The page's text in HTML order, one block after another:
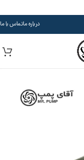
درباره ماتماس با ما